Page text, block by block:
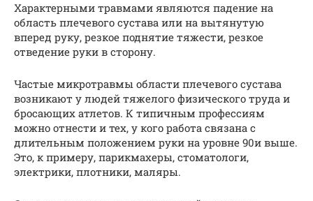
Характерными травмами являются падение на
область плечевого сустава или на вытянутую
вперед руку, резкое поднятие тяжести, резкое
отведение руки в сторону.
Частые микротравмы области плечевого сустава
возникают у людей тяжелого физического труда и
бросающих атлетов. К типичным профессиям
можно отнести и тех, у кого работа связана с
длительным положением руки на уровне 90и выше.
Это, к примеру, парикмахеры, стоматологи,
электрики, плотники, маляры.